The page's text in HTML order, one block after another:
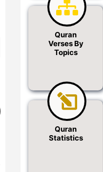
Quran
Verses By
Topics
Quran
Statistics